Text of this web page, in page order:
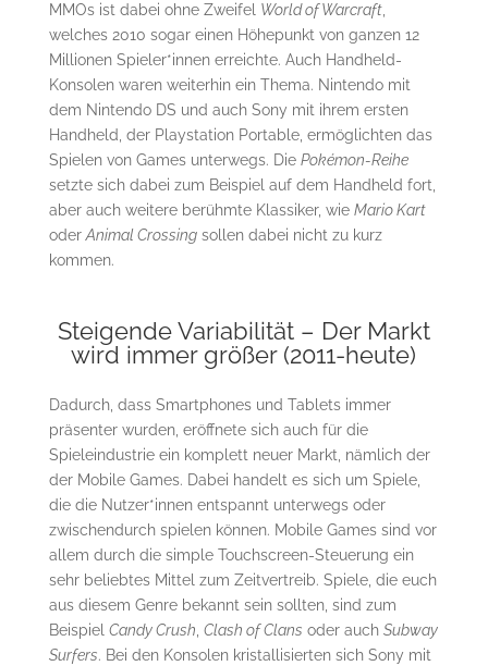
MMOs ist dabei ohne Zweifel World of Warcraft,
welches 2010 sogar einen Höhepunkt von ganzen 12
Millionen Spieler*innen erreichte. Auch Handheld-
Konsolen waren weiterhin ein Thema. Nintendo mit
dem Nintendo DS und auch Sony mit ihrem ersten
Handheld, der Playstation Portable, ermöglichten das
Spielen von Games unterwegs. Die Pokémon-Reihe
setzte sich dabei zum Beispiel auf dem Handheld fort,
aber auch weitere berühmte Klassiker, wie Mario Kart
oderAnimal Crossingsollen dabei nicht zu kurz
kommen.
Steigende Variabilität – Der Markt
wird immer größer (2011-heute)
Dadurch, dass Smartphones und Tablets immer
präsenter wurden, eröffnete sich auch für die
Spieleindustrie ein komplett neuer Markt, nämlich der
der Mobile Games. Dabei handelt es sich um Spiele,
die die Nutzer*innen entspannt unterwegs oder
zwischendurch spielen können. Mobile Games sind vor
allem durch die simple Touchscreen-Steuerung ein
sehr beliebtes Mittel zum Zeitvertreib. Spiele, die euch
aus diesem Genre bekannt sein sollten, sind zum
Beispiel Candy Crush, Clash of Clans oder auch Subway
Surfers. Bei den Konsolen kristallisierten sich Sony mit